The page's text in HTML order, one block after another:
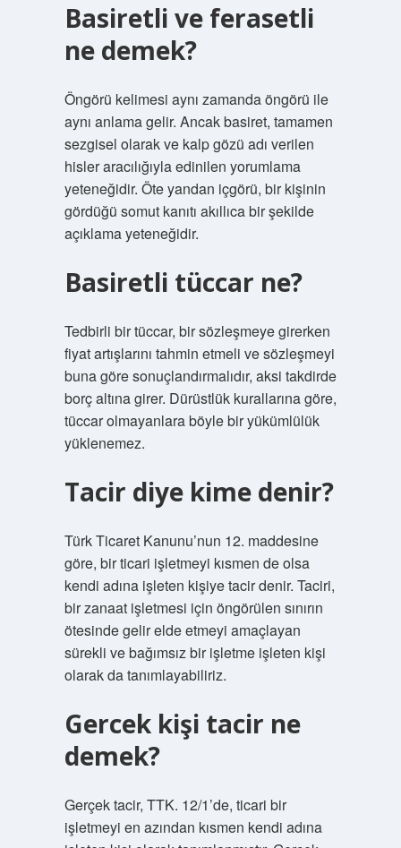
Basiretli ve ferasetli
ne demek?
Öngörü kelimesi aynı zamanda öngörü ile
aynı anlama gelir. Ancak basiret, tamamen
sezgisel olarak ve kalp gözü adı verilen
hisler aracılığıyla edinilen yorumlama
yeteneğidir. Öte yandan içgörü, bir kişinin
gördüğü somut kanıtı akıllıca bir şekilde
açıklama yeteneğidir.
Basiretli tüccar ne?
Tedbirli bir tüccar, bir sözleşmeye girerken
fiyat artışlarını tahmin etmeli ve sözleşmeyi
buna göre sonuçlandırmalıdır, aksi takdirde
borç altına girer. Dürüstlük kurallarına göre,
tüccar olmayanlara böyle bir yükümlülük
yüklenemez.
Tacir diye kime denir?
Türk Ticaret Kanunu’nun 12. maddesine
göre, bir ticari işletmeyi kısmen de olsa
kendi adına işleten kişiye tacir denir. Taciri,
bir zanaat işletmesi için öngörülen sınırın
ötesinde gelir elde etmeyi amaçlayan
sürekli ve bağımsız bir işletme işleten kişi
olarak da tanımlayabiliriz.
Gercek kişi tacir ne
demek?
Gerçek tacir, TTK. 12/1’de, ticari bir
işletmeyi en azından kısmen kendi adına